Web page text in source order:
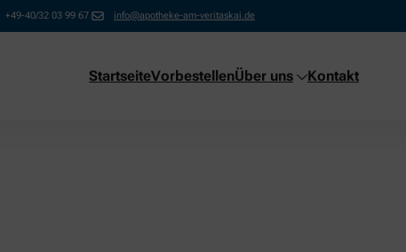
+49-40/32 03 99 67 info@apotheke-am-veritaskai.de
StartseiteVorbestellenÜber uns Kontakt